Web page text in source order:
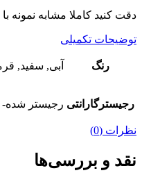
دقت کنید کاملا مشابه نمونه
توضیحات تکمیلی
رنگ آبی, سفید,
رجیسترگارانتی رجیستر شده-
نظرات (0)
نقد و بررسی‌ها